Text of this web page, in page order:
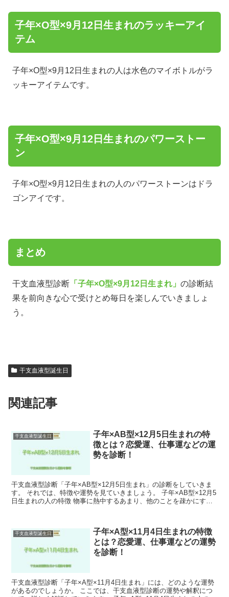
子年×O型×9月12日生まれのラッキーアイ
テム
子年×O型×9月12日生まれの人は水色のマイボトルがラ
ッキーアイテムです。
子年×O型×9月12日生まれのパワーストー
ン
子年×O型×9月12日生まれの人のパワーストーンはドラ
ゴンアイです。
まとめ
干支血液型診断 「子年×O型×9月12日生まれ」 の診断結
果を前向きな心で受けとめ毎日を楽しんでいきましょ
う。
干支血液型誕生日
関連記事
干支血液型誕生日
子年×AB型×12月5日生まれの特
徴とは？恋愛運、仕事運などの運
勢を診断！
干支血液型診断「子年×AB型×12月5日生まれ」の診断をしていきま
す。 それでは、特徴や運勢を見ていきましょう。 子年×AB型×12月5
日生まれの人の特徴 物事に熱中するあまり、他のことを疎かにする
干支血液型誕生日
子年×A型×11月4日生まれの特徴
とは？恋愛運、仕事運などの運勢
を診断！
干支血液型診断「子年×A型×11月4日生まれ」には、どのような運勢
があるのでしょうか。 ここでは、干支血液型診断の運勢や解釈につ